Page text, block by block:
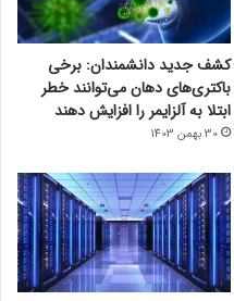
کشف جدید دانشمندان: برخی
باکتری‌های دهان می‌توانند خطر
ابتلا به آلزایمر را افزایش دهند
30 بهمن 1403